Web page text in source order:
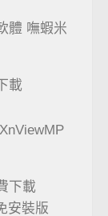
體 嘸蝦米
載
下載
安裝版